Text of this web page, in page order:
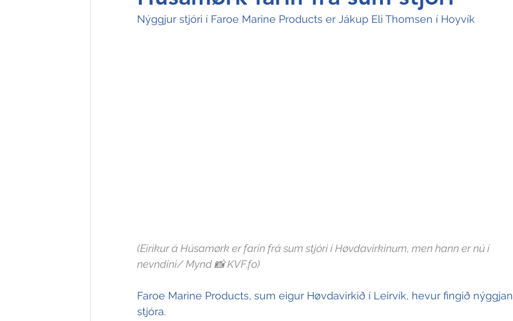
Nýggjur stjóri í Faroe Marine Products er Jákup Eli Thomsen í Hoyvík
(Eirikur á Húsamørk er farin frá sum stjóri í Høvdavirkinum, men hann er nú í
nevndini/ Mynd 📸 KVF.fo)
Faroe Marine Products, sum eigur Høvdavirkið í Leirvík, hevur fingið nýggjan
stjóra.